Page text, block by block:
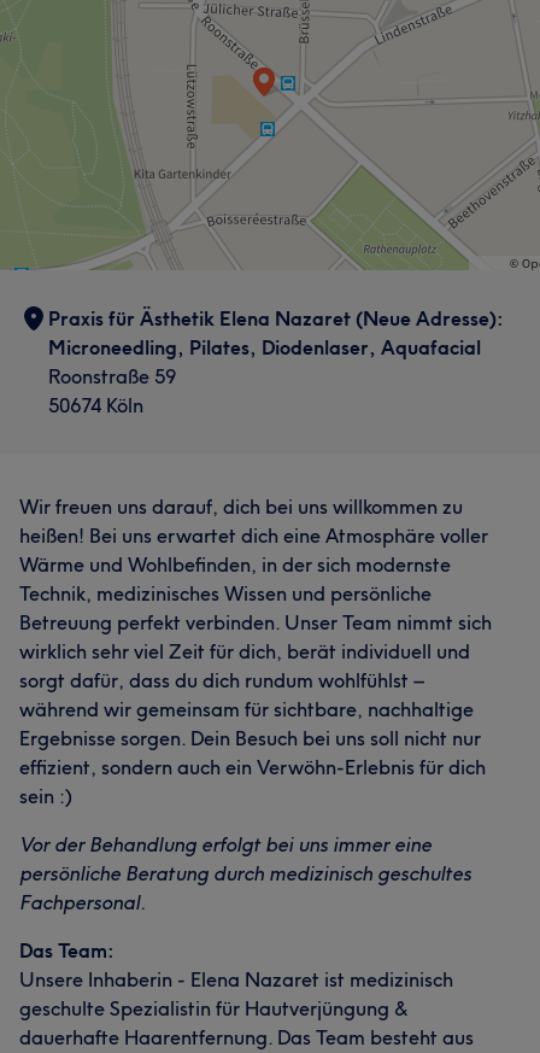
Kompetent
Praxis für Ästhetik Elena Nazaret (Neue Adresse):
Microneedling, Pilates, Diodenlaser, Aquafacial
Roonstraße 59
50674 Köln
Wir freuen uns darauf, dich bei uns willkommen zu
heißen! Bei uns erwartet dich eine Atmosphäre voller
Wärme und Wohlbefinden, in der sich modernste
Technik, medizinisches Wissen und persönliche
Betreuung perfekt verbinden. Unser Team nimmt sich
wirklich sehr viel Zeit für dich, berät individuell und
sorgt dafür, dass du dich rundum wohlfühlst –
während wir gemeinsam für sichtbare, nachhaltige
Ergebnisse sorgen. Dein Besuch bei uns soll nicht nur
effizient, sondern auch ein Verwöhn-Erlebnis für dich
sein :)
Vor der Behandlung erfolgt bei uns immer eine
persönliche Beratung durch medizinisch geschultes
Fachpersonal.
Das Team:
Unsere Inhaberin - Elena Nazaret ist medizinisch
geschulte Spezialistin für Hautverjüngung &
dauerhafte Haarentfernung. Das Team besteht aus